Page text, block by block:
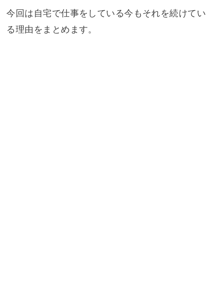
今回は自宅で仕事をしている今もそれを続けてい
る理由をまとめます。